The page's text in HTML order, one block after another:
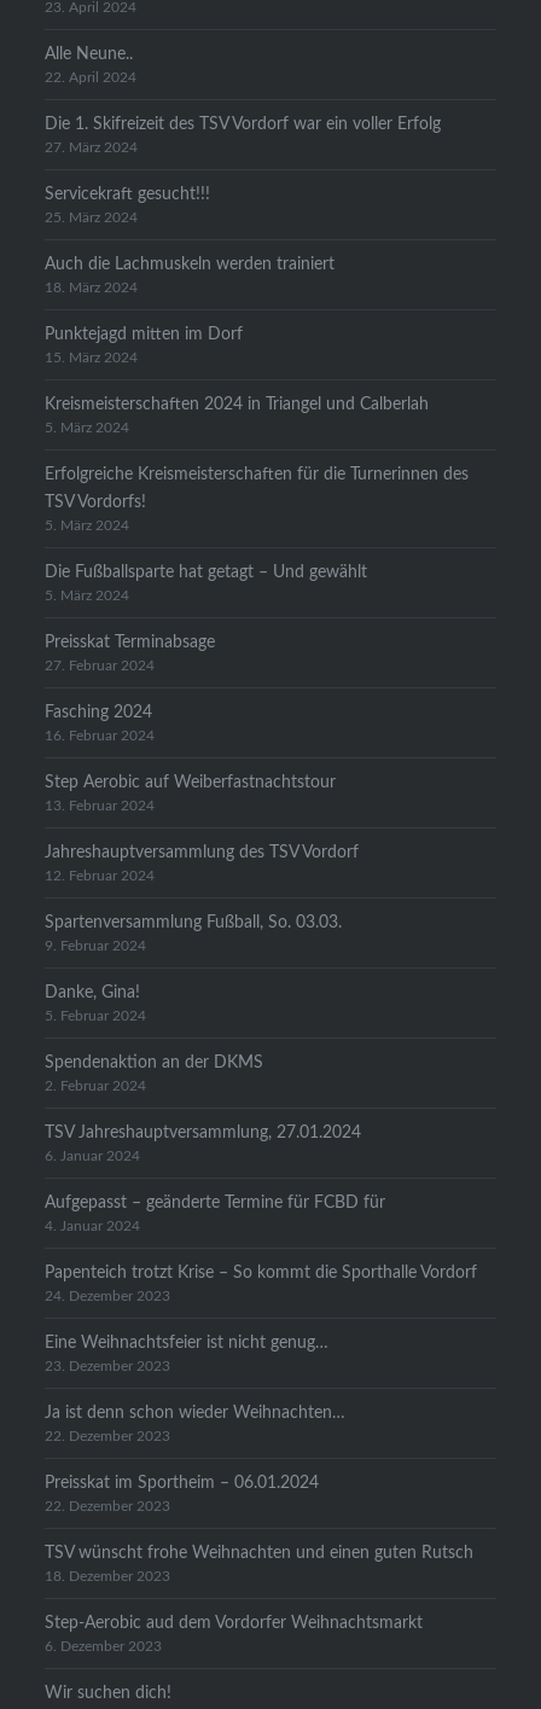
23. April 2024
Alle Neune..
22. April 2024
Die 1. Skifreizeit des TSV Vordorf war ein voller Erfolg
27. März 2024
Servicekraft gesucht!!!
25. März 2024
Auch die Lachmuskeln werden trainiert
18. März 2024
Punktejagd mitten im Dorf
15. März 2024
Kreismeisterschaften 2024 in Triangel und Calberlah
5. März 2024
Erfolgreiche Kreismeisterschaften für die Turnerinnen des
TSV Vordorfs!
5. März 2024
Die Fußballsparte hat getagt – Und gewählt
5. März 2024
Preisskat Terminabsage
27. Februar 2024
Fasching 2024
16. Februar 2024
Step Aerobic auf Weiberfastnachtstour
13. Februar 2024
Jahreshauptversammlung des TSV Vordorf
12. Februar 2024
Spartenversammlung Fußball, So. 03.03.
9. Februar 2024
Danke, Gina!
5. Februar 2024
Spendenaktion an der DKMS
2. Februar 2024
TSV Jahreshauptversammlung, 27.01.2024
6. Januar 2024
Aufgepasst – geänderte Termine für FCBD für
4. Januar 2024
Papenteich trotzt Krise – So kommt die Sporthalle Vordorf
24. Dezember 2023
Eine Weihnachtsfeier ist nicht genug…
23. Dezember 2023
Ja ist denn schon wieder Weihnachten…
22. Dezember 2023
Preisskat im Sportheim – 06.01.2024
22. Dezember 2023
TSV wünscht frohe Weihnachten und einen guten Rutsch
18. Dezember 2023
Step-Aerobic aud dem Vordorfer Weihnachtsmarkt
6. Dezember 2023
Wir suchen dich!